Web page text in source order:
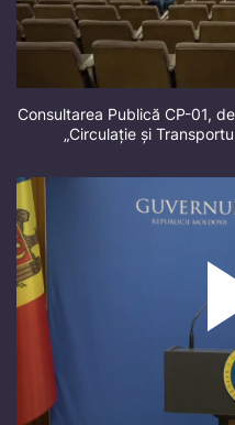
Consultarea Publică CP-01,
„Circulație și